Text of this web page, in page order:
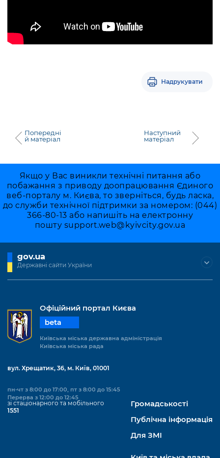
Надрукувати
Попередні
й матеріал
Наступний
матеріал
Якщо у Вас виникли технічні питання або
побажання з приводу доопрацювання Єдиного
веб-порталу м. Києва, то зверніться, будь ласка,
до служби технічної підтримки за номером: (044)
366-80-13 або напишіть на електронну
пошту support.web@kyivcity.gov.ua
gov.ua
Державні сайти України
Офіційний портал Києва
beta
Київська міська державна адміністрація
Київська міська рада
вул. Хрещатик, 36, м. Київ, 01001
пн-чт з 8:00 до 17:00, пт з 8:00 до 15:45
Перерва з 12:00 до 12:45
зі стаціонарного та мобільного
1551
Громадськості
Публічна інформація
Для ЗМІ